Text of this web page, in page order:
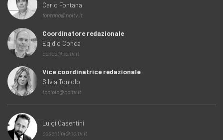
Carlo Fontana
fontana@noitv.it
Coordinatore redazionale
Egidio Conca
conca@noitv.it
Vice coordinatrice redazionale
Silvia Toniolo
toniolo@noitv.it
Luigi Casentini
casentini@noitv.it